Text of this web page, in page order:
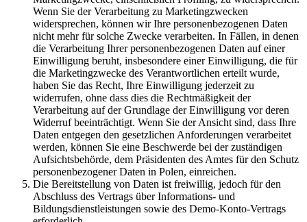
Wenn Sie der Verarbeitung zu Marketingzwecken
widersprechen, können wir Ihre personenbezogenen Daten
nicht mehr für solche Zwecke verarbeiten. In Fällen, in denen
die Verarbeitung Ihrer personenbezogenen Daten auf einer
Einwilligung beruht, insbesondere einer Einwilligung, die für
die Marketingzwecke des Verantwortlichen erteilt wurde,
haben Sie das Recht, Ihre Einwilligung jederzeit zu
widerrufen, ohne dass dies die Rechtmäßigkeit der
Verarbeitung auf der Grundlage der Einwilligung vor deren
Widerruf beeinträchtigt. Wenn Sie der Ansicht sind, dass Ihre
Daten entgegen den gesetzlichen Anforderungen verarbeitet
werden, können Sie eine Beschwerde bei der zuständigen
Aufsichtsbehörde, dem Präsidenten des Amtes für den Schutz
personenbezogener Daten in Polen, einreichen.
Die Bereitstellung von Daten ist freiwillig, jedoch für den
Abschluss des Vertrags über Informations- und
Bildungsdienstleistungen sowie des Demo-Konto-Vertrags